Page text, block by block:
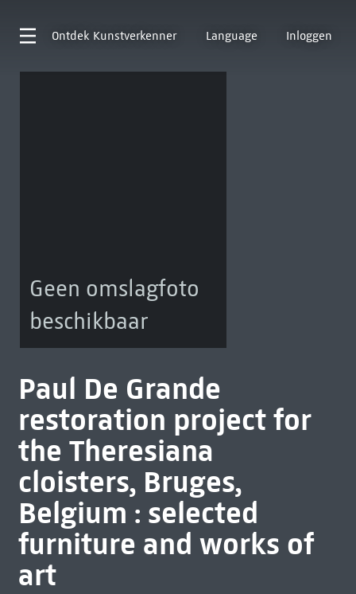
Ontdek Kunstverkenner Language Inloggen
Geen omslagfoto
beschikbaar
Paul De Grande
restoration project for
the Theresiana
cloisters, Bruges,
Belgium : selected
furniture and works of
art